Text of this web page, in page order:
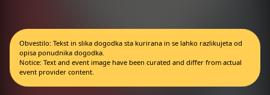
Obvestilo: Tekst in slika dogodka sta kurirana in se lahko razlikujeta od
opisa ponudnika dogodka.
Notice: Text and event image have been curated and differ from actual
event provider content.